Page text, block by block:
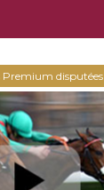
Premium